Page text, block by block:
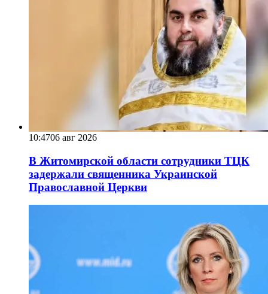
10:4706 авг 2026
В Житомирской области сотрудники ТЦК
задержали священника Украинской
Православной Церкви